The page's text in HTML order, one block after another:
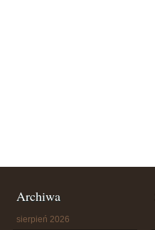
Archiwa
sierpień 2026